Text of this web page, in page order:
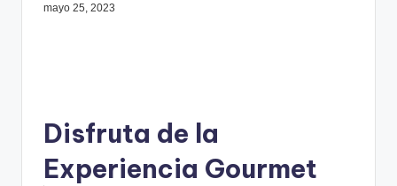
mayo 25, 2023
Disfruta de la
Experiencia Gourmet